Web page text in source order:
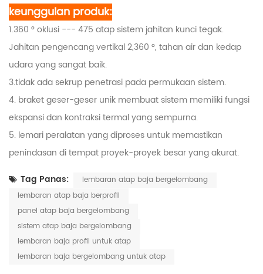
keunggulan produk:
1.360 °oklusi --- 475 atap sistem jahitan kunci tegak.
Jahitan pengencang vertikal 2,360 °, tahan air dan kedap
udara yang sangat baik.
3.tidak ada sekrup penetrasi pada permukaan sistem.
4. braket geser-geser unik membuat sistem memiliki fungsi
ekspansi dan kontraksi termal yang sempurna.
5. lemari peralatan yang diproses untuk memastikan
penindasan di tempat proyek-proyek besar yang akurat.
Tag Panas:
lembaran atap baja bergelombang
lembaran atap baja berprofil
panel atap baja bergelombang
sistem atap baja bergelombang
lembaran baja profil untuk atap
lembaran baja bergelombang untuk atap